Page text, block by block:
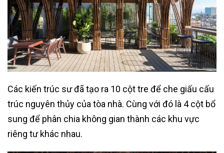
Các kiến trúc sư đã tạo ra 10 cột tre để che giấu cấu
trúc nguyên thủy của tòa nhà. Cùng với đó là 4 cột bổ
sung để phân chia không gian thành các khu vực
riêng tư khác nhau.